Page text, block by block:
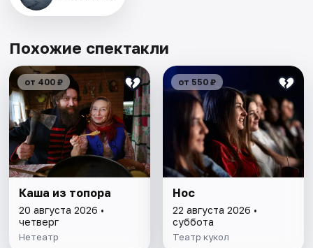
Похожие спектакли
от 400 ₽
Каша из топора
20 августа 2026 •
четверг
Нетеатр
от 550 ₽
Нос
22 августа 2026 •
суббота
Театр кукол